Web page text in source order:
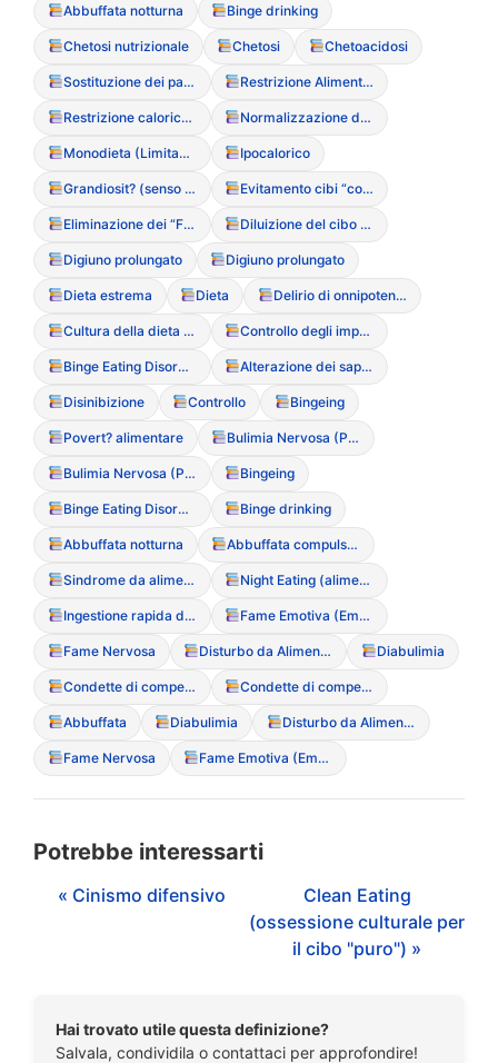
Abbuffata notturna Binge drinking
Chetosi nutrizionale Chetosi Chetoacidosi
Sostituzione dei pasti con soli liquidi o integratori Restrizione Alimentare (Cognitiva/Calorica)
Restrizione calorica estrema Normalizzazione del digiuno (trend del digiuno intermittente)
Monodieta (Limitazione della variet? alimentare) Ipocalorico
Grandiosit? (senso di superiorit? nel digiuno) Evitamento cibi “contaminati” o “grassi”
Eliminazione dei “Fear Foods” (cibi proibiti) Diluizione del cibo (per ridurne la densit? calorica)
Digiuno prolungato Digiuno prolungato
Dieta estrema Dieta Delirio di onnipotenza (legato al digiuno)
Cultura della dieta (Diet Culture) Controllo degli impulsi (deficit del)
Binge Eating Disorder (Disturbo da Alimentazione Incontrollata) Alterazione dei sapori (uso eccessivo di sale/aceto/spezie)
Disinibizione Controllo Bingeing
Povert? alimentare Bulimia Nervosa (Purgativa/Non Purgativa)
Bulimia Nervosa (Purgativa/Non Purgativa) Bingeing
Binge Eating Disorder (Disturbo da Alimentazione Incontrollata) Binge drinking
Abbuffata notturna Abbuffata compulsiva
Sindrome da alimentazione notturna (Night Eating Syndrome) Night Eating (alimentazione notturna compulsiva)
Ingestione rapida di grandi quantit? (Bingeing) Fame Emotiva (Emotional Eating
Fame Nervosa Disturbo da Alimentazione Incontrollata (BED) Diabulimia
Condette di compenso Condette di compenso
Abbuffata Diabulimia Disturbo da Alimentazione Incontrollata (BED)
Fame Nervosa Fame Emotiva (Emotional Eating
Potrebbe interessarti
« Cinismo difensivo
Clean Eating
(ossessione culturale per
il cibo "puro") »
Hai trovato utile questa definizione?
Salvala, condividila o contattaci per approfondire!